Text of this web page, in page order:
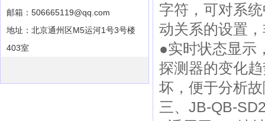
邮箱：506665119@qq.com
地址：北京通州区M5运河1号3号楼
403室
字符，可对系
动关系的设置
●实时状态显示
探测器的变化
坏，便于分析
三、JB-QB-